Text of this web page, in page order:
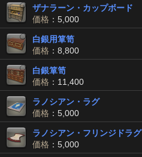
ザナラーン・カップボード
価格 ：5,000
白銀用箪笥
価格 ：8,800
白銀箪笥
価格 ：11,400
ラノシアン・ラグ
価格 ：5,000
ラノシアン・フリンジドラグ
価格 ：5,000